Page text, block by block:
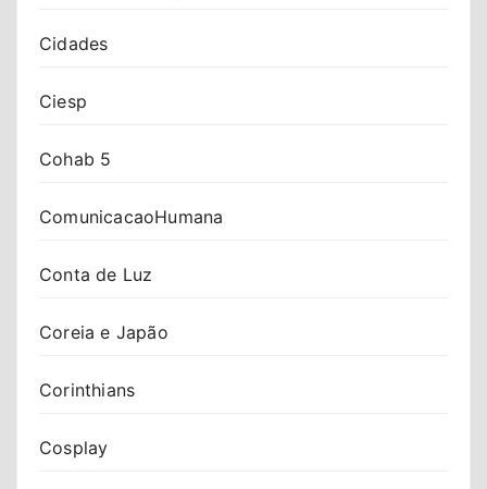
Cidades
Ciesp
Cohab 5
ComunicacaoHumana
Conta de Luz
Coreia e Japão
Corinthians
Cosplay